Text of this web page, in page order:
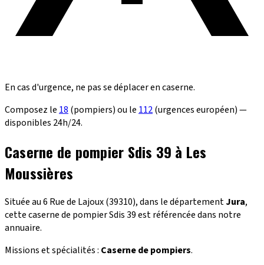
En cas d'urgence, ne pas se déplacer en caserne.
Composez le 18 (pompiers) ou le 112(urgences européen) —
disponibles 24h/24.
Caserne de pompier Sdis 39 à Les
Moussières
Située au 6 Rue de Lajoux (39310), dans le départementJura,
cette caserne de pompier Sdis 39 est référencée dans notre
annuaire.
Missions et spécialités : Caserne de pompiers.